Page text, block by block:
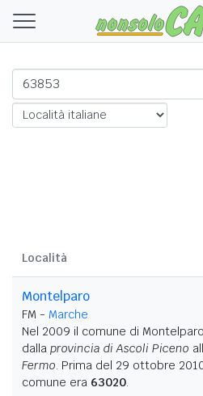
Località
Montelparo
FM - Marche
Nel 2009 il comune di
dalla provincia di Ascoli Piceno
Fermo. Prima del 29 ottobre
comune era 63020.